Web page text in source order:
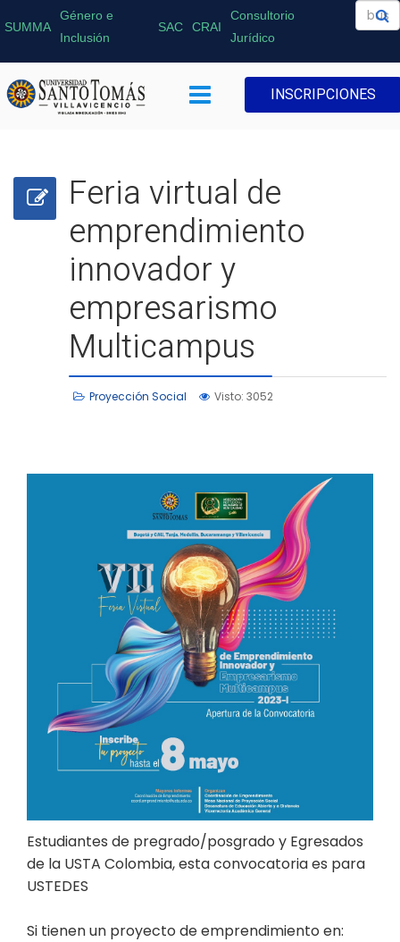
SUMMA
Género e
Inclusión
SAC CRAI
Consultorio
Jurídico
INSCRIPCIONES
Feria virtual de
emprendimiento
innovador y
empresarismo
Multicampus
Proyección Social Visto: 3052
Estudiantes de pregrado/posgrado y Egresados
de la USTA Colombia, esta convocatoria es para
USTEDES
Si tienen un proyecto de emprendimiento en: